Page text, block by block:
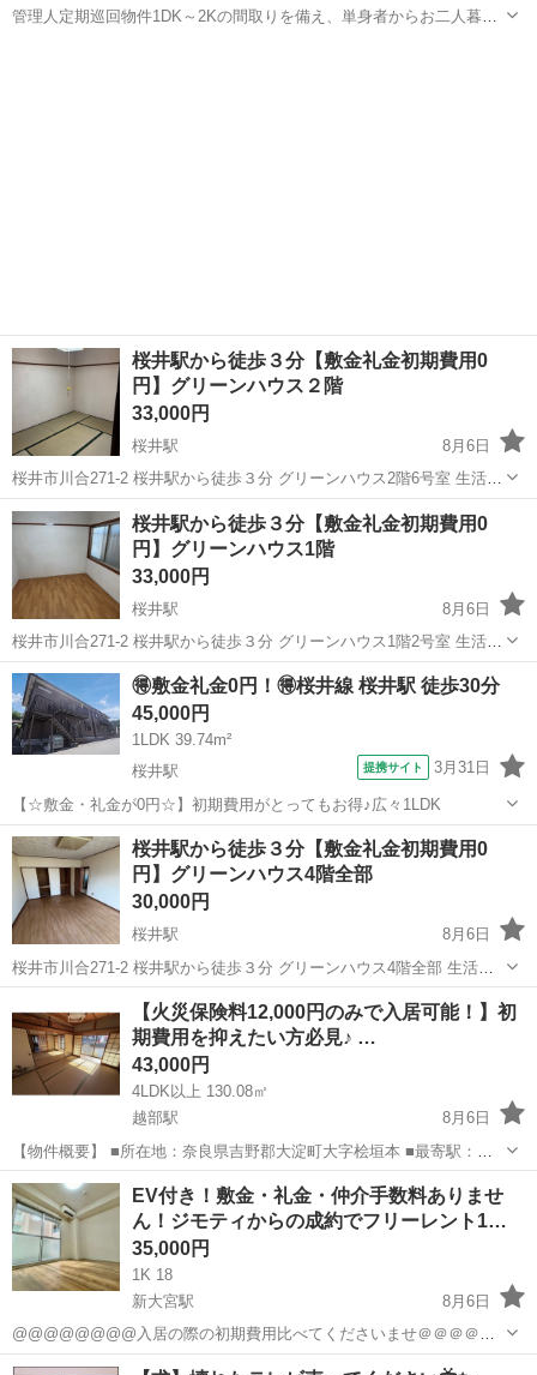
管理人定期巡回物件1DK～2Kの間取りを備え、単身者からお二人暮ら
桜井駅から徒歩３分【敷金礼金初期費用0
円】グリーンハウス２階
33,000円
桜井駅
8月6日
桜井市川合271-2 桜井駅から徒歩３分 グリーンハウス2階6号室 生活保
護の方OK （生活保護の方で賃料に関しての相談がある場合はお値引
きさせていただきます） やましん、トライアル、南都銀行、徒歩でい
けます。 お風呂、...
奈良 桜井市 桜井駅 マンション 6号
桜井駅から徒歩３分【敷金礼金初期費用0
円】グリーンハウス1階
33,000円
桜井駅
8月6日
桜井市川合271-2 桜井駅から徒歩３分 グリーンハウス1階2号室 生活保
護の方OK （生活保護の方で賃料に関しての相談がある場合はお値引
きさせていただきます） やましん、トライアル、南都銀行、徒歩でい
けます。 お風呂、...
奈良 桜井市 桜井駅 マンション 徒歩
🉐敷金礼金0円！🉐桜井線 桜井駅 徒歩30分
45,000円
1LDK 39.74m²
桜井駅
提携サイト 3月31日
【☆敷金・礼金が0円☆】初期費用がとってもお得♪広々1LDK
奈良 桜井市 桜井駅 アパート
桜井駅から徒歩３分【敷金礼金初期費用0
円】グリーンハウス4階全部
30,000円
桜井駅
8月6日
桜井市川合271-2 桜井駅から徒歩３分 グリーンハウス4階全部 生活保
護の方OK やましん、トライアル、南都銀行、徒歩でいけます。 エア
コン付き お風呂、トイレ、電気、壁紙、など お好きにリフォームして
いただいてOK ...
桜井駅 マンション
【火災保険料12,000円のみで入居可能！】初
期費用を抑えたい方必見♪ …
43,000円
4LDK以上 130.08㎡
越部駅
8月6日
【物件概要】 ■所在地：奈良県吉野郡大淀町大字桧垣本 ■最寄駅：近
鉄吉野線「越部駅」徒歩〇分 ■家賃：43,000円 ■共益費5,000：円 ■敷
金：0円 ■礼金：0円 ■間取り：6...
奈良 吉野郡 越部駅 一戸建て
EV付き！敷金・礼金・仲介手数料ありませ
ん！ジモティからの成約でフリーレント1…
35,000円
1K 18
新大宮駅
8月6日
@@@@@@@@入居の際の初期費用比べてくださいませ＠＠＠＠＠
＠＠ 現地での接触なしのセルフ内見になります！！ 白樺ハイツ大宮Ⅲ
奈良 奈良市 新大宮駅 マンション 仲介手数料